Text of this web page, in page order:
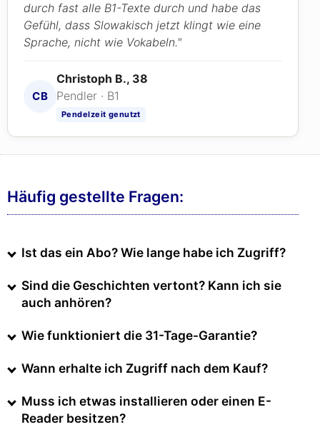
durch fast alle B1-Texte durch und habe das
Gefühl, dass Slowakisch jetzt klingt wie eine
Sprache, nicht wie Vokabeln."
CB
Christoph B., 38
Pendler · B1
Pendelzeit genutzt
Häufig gestellte Fragen:
Ist das ein Abo? Wie lange habe ich Zugriff?
Sind die Geschichten vertont? Kann ich sie
auch anhören?
Wie funktioniert die 31-Tage-Garantie?
Wann erhalte ich Zugriff nach dem Kauf?
Muss ich etwas installieren oder einen E-
Reader besitzen?